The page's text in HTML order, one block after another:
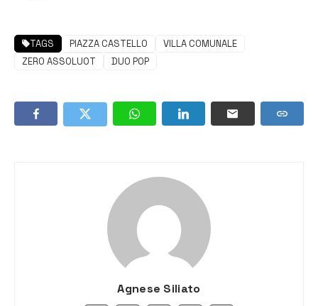
TAGS PIAZZA CASTELLO
VILLA COMUNALE
ZERO ASSOLUOT
DUO POP
Agnese Siliato